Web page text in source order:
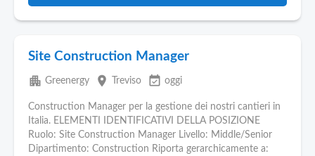
Site Construction Manager
apartment Greenergy place Treviso event_available oggi
Construction Manager per la gestione dei nostri cantieri in
Italia. ELEMENTI IDENTIFICATIVI DELLA POSIZIONE
Ruolo: Site Construction Manager Livello: Middle/Senior
Dipartimento: Construction Riporta gerarchicamente a: